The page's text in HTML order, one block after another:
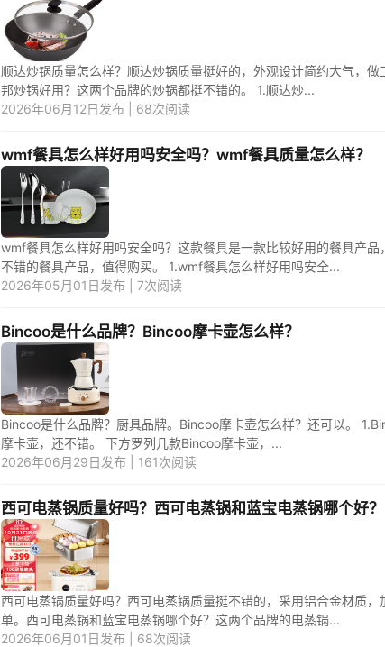
顺达炒锅质量怎么样？顺达炒锅质量挺好的，外观设计简约大气，
邦炒锅好用？这两个品牌的炒锅都挺不错的。 1.顺达炒...
2026年06月12日发布 | 68次阅读
wmf餐具怎么样好用吗安全吗？wmf餐具质量怎么样？
wmf餐具怎么样好用吗安全吗？这款餐具是一款比较好用的餐具产
不错的餐具产品，值得购买。 1.wmf餐具怎么样好用吗安全...
2026年05月01日发布 | 7次阅读
Bincoo是什么品牌？Bincoo摩卡壶怎么样？
Bincoo是什么品牌？厨具品牌。Bincoo摩卡壶怎么样？还可以。
摩卡壶，还不错。 下方罗列几款Bincoo摩卡壶，...
2026年06月29日发布 | 161次阅读
西可电蒸锅质量好吗？西可电蒸锅和蓝宝电蒸锅哪个好？
西可电蒸锅质量好吗？西可电蒸锅质量挺不错的，采用铝合金材质
单。西可电蒸锅和蓝宝电蒸锅哪个好？这两个品牌的电蒸锅...
2026年06月01日发布 | 68次阅读